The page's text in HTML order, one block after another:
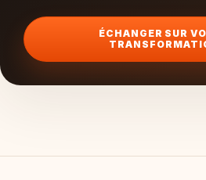
ÉCHANGER SUR